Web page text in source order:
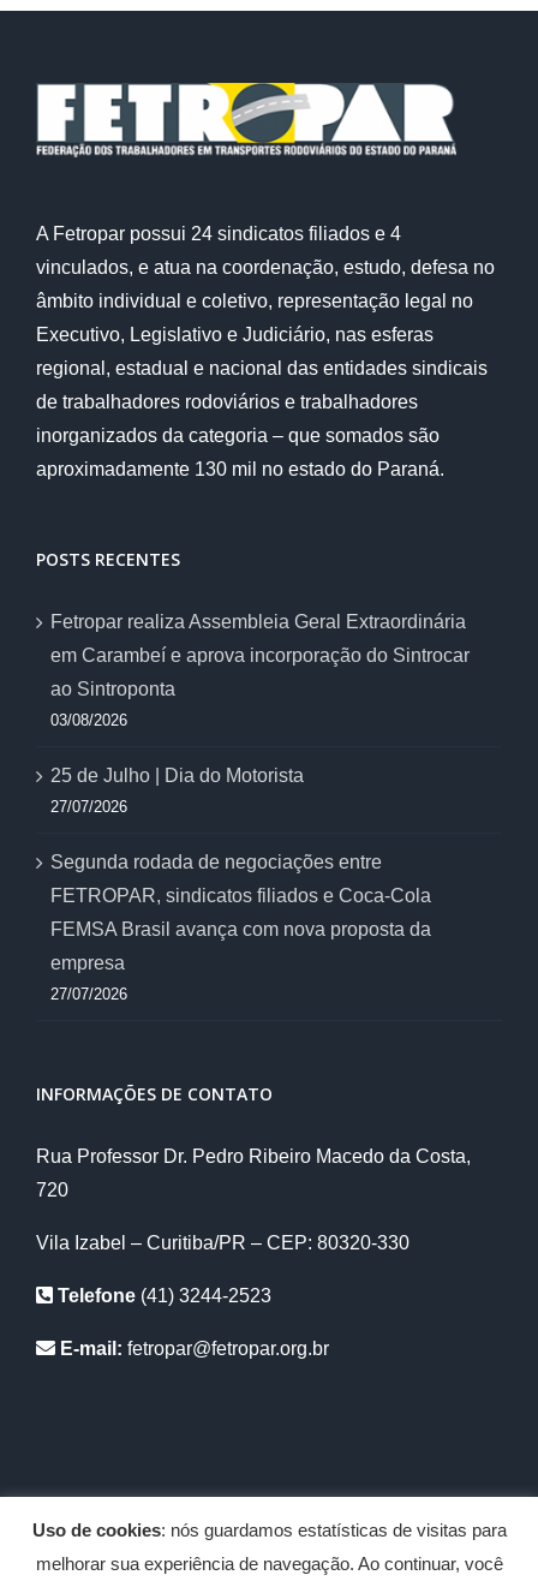
A Fetropar possui 24 sindicatos filiados e 4
vinculados, e atua na coordenação, estudo, defesa no
âmbito individual e coletivo, representação legal no
Executivo, Legislativo e Judiciário, nas esferas
regional, estadual e nacional das entidades sindicais
de trabalhadores rodoviários e trabalhadores
inorganizados da categoria – que somados são
aproximadamente 130 mil no estado do Paraná.
POSTS RECENTES
Fetropar realiza Assembleia Geral Extraordinária
em Carambeí e aprova incorporação do Sintrocar
ao Sintroponta
03/08/2026
25 de Julho | Dia do Motorista
27/07/2026
Segunda rodada de negociações entre
FETROPAR, sindicatos filiados e Coca-Cola
FEMSA Brasil avança com nova proposta da
empresa
27/07/2026
INFORMAÇÕES DE CONTATO
Rua Professor Dr. Pedro Ribeiro Macedo da Costa,
720
Vila Izabel – Curitiba/PR – CEP: 80320-330
Telefone (41) 3244-2523
E-mail: fetropar@fetropar.org.br
Copyright 2012 - 2020 Fetropar | Todos os diretos reservados |
Desenvolvido porAbrigo Virtual
Uso de cookies: nós guardamos estatísticas de visitas para
melhorar sua experiência de navegação. Ao continuar, você